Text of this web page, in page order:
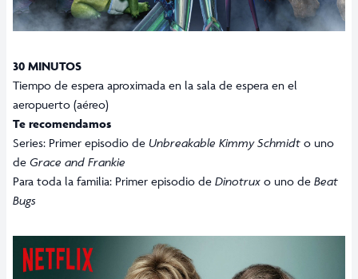
30 MINUTOS
Tiempo de espera aproximada en la sala de espera en el
aeropuerto (aéreo)
Te recomendamos
Series: Primer episodio de Unbreakable Kimmy Schmidt o uno
de Grace and Frankie
Para toda la familia: Primer episodio de Dinotrux o uno de Beat
Bugs